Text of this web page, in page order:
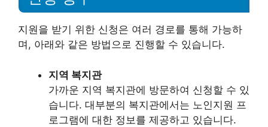
지원을 받기 위한 신청은 여러 경로를 통해 가능하
며, 아래와 같은 방법으로 진행할 수 있습니다.
지역 복지관
가까운 지역 복지관에 방문하여 신청할 수 있
습니다. 대부분의 복지관에서는 노인지원 프
로그램에 대한 정보를 제공하고 있습니다.